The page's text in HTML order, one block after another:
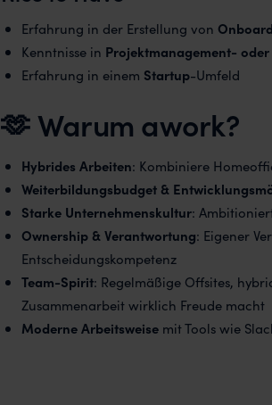
Erfahrung in der Erstellung von
Kenntnisse in Projektmanagement-
Erfahrung in einem Startup-Umfeld
🫶 Warum awork?
Hybrides Arbeiten: Kombiniere
Weiterbildungsbudget &
Starke Unternehmenskultur:
Ownership & Verantwortung: Eigener
Entscheidungskompetenz
Team-Spirit: Regelmäßige Offsites,
Zusammenarbeit wirklich Freude macht
Moderne Arbeitsweisemit Tools wie